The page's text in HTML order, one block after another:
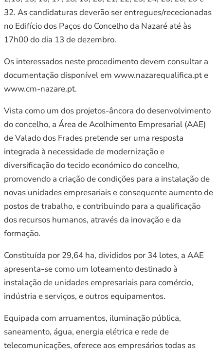
32. As candidaturas deverão ser entregues/rececionadas
no Edifício dos Paços do Concelho da Nazaré até às
17h00 do dia 13 de dezembro.
Os interessados neste procedimento devem consultar a
documentação disponível em www.nazarequalifica.pt e
www.cm-nazare.pt.
Vista como um dos projetos-âncora do desenvolvimento
do concelho, a Área de Acolhimento Empresarial (AAE)
de Valado dos Frades pretende ser uma resposta
integrada à necessidade de modernização e
diversificação do tecido económico do concelho,
promovendo a criação de condições para a instalação de
novas unidades empresariais e consequente aumento de
postos de trabalho, e contribuindo para a qualificação
dos recursos humanos, através da inovação e da
formação.
Constituída por 29,64 ha, divididos por 34 lotes, a AAE
apresenta-se como um loteamento destinado à
instalação de unidades empresariais para comércio,
indústria e serviços, e outros equipamentos.
Equipada com arruamentos, iluminação pública,
saneamento, água, energia elétrica e rede de
telecomunicações, oferece aos empresários todas as